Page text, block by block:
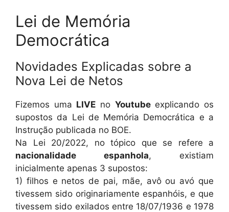
Lei de Memória
Democrática
Novidades Explicadas sobre a
Nova Lei de Netos
Fizemos uma LIVE no Youtubeexplicando os
supostos da Lei de Memória Democrática e a
Instrução publicada no BOE.
Na Lei 20/2022, no tópico que se refere a
nacionalidade espanhola, existiam
inicialmente apenas 3 supostos:
1) filhos e netos de pai, mãe, avô ou avó que
tivessem sido originariamente espanhóis, e que
tivessem sido exilados entre 18/07/1936 e 1978